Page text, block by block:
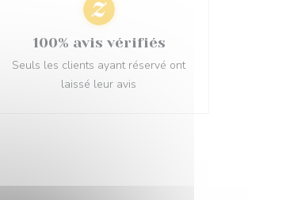
100% avis vérifiés
Seuls les clients ayant réservé ont
laissé leur avis